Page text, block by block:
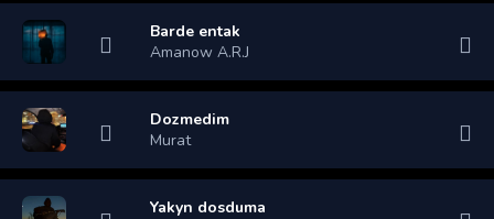
Barde entak
Amanow A.R.J
Dozmedim
Murat
Yakyn dosduma